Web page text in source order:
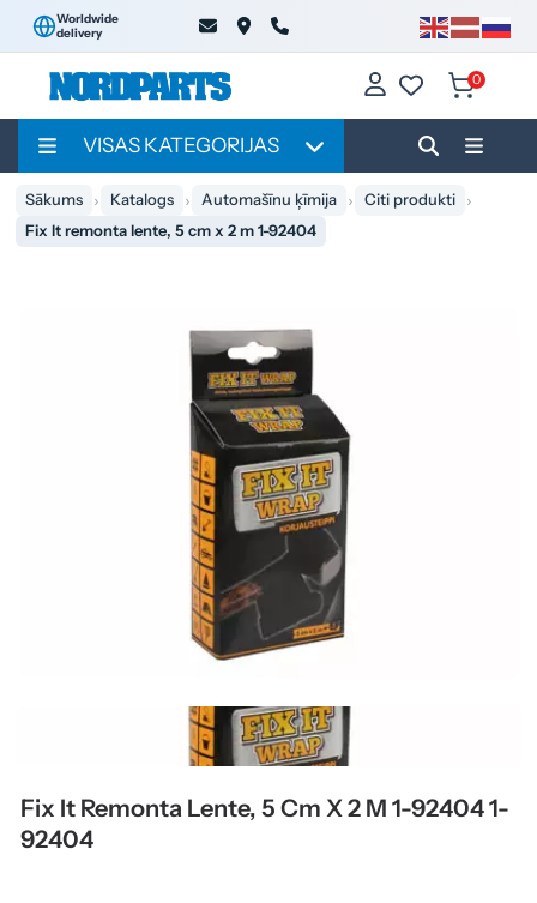
Worldwide
delivery
0
VISAS KATEGORIJAS
Sākums Katalogs Automašīnu ķīmija
Citi produkti
Fix It remonta lente, 5 cm x 2 m 1-92404
Fix It Remonta Lente, 5 Cm X 2 M 1-92404 1-
92404